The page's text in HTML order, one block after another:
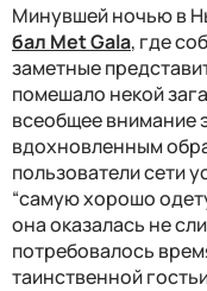
Минувшей ночью в
бал Met Gala, где
заметные
помешало некой
всеобщее внимание
вдохновленным
пользователи сети
“самую хорошо
она оказалась не
потребовалось
таинственной